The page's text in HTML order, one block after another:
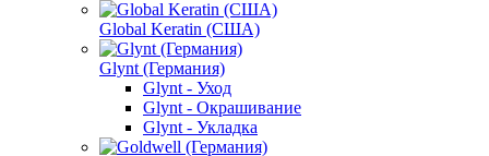
Global Keratin (США)
Glynt (Германия)
Glynt - Уход
Glynt - Окрашивание
Glynt - Укладка